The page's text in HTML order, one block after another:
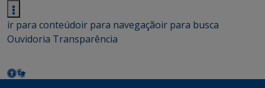
ir para conteúdoir para navegaçãoir para busca
Ouvidoria Transparência